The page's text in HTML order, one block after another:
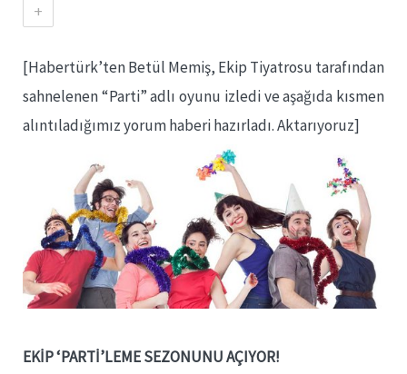
+
[Habertürk’ten Betül Memiş, Ekip Tiyatrosu tarafından
sahnelenen “Parti” adlı oyunu izledi ve aşağıda kısmen
alıntıladığımız yorum haberi hazırladı. Aktarıyoruz]
EKİP ‘PARTİ’LEME SEZONUNU AÇIYOR!